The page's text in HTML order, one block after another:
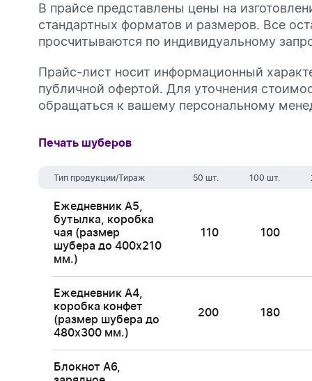
В прайсе представлены цены на
стандартных форматов и размеров. Все
просчитываются по индивидуальному
Прайс-лист носит информационный
публичной офертой. Для уточнения
обращаться к вашему персональному
Печать шуберов
Тип продукции/Тираж 50 шт. 100 шт.
Ежедневник А5,
бутылка, коробка
чая (размер
шубера до 400x210
мм.)
110 100
Ежедневник А4,
коробка конфет
(размер шубера до
480x300 мм.)
200 180
Блокнот А6,